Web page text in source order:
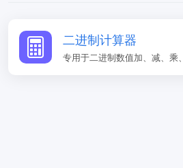
二进制计算器
专用于二进制数值加、减、乘